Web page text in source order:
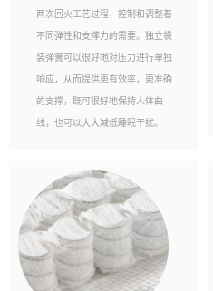
两次回火工艺过程，控制和调整着
不同弹性和支撑力的需要。独立袋
装弹簧可以很好地对压力进行单独
响应，从而提供更有效率，更准确
的支撑，既可很好地保持人体曲
线，也可以大大减低睡眠干扰。